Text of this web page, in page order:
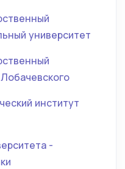
университет
институт
-